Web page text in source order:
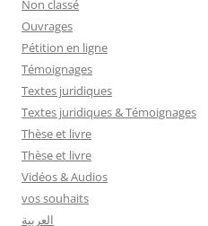
Non classé
Ouvrages
Pétition en ligne
Témoignages
Textes juridiques
Textes juridiques & Témoignages
Thèse et livre
Thèse et livre
Vidéos & Audios
vos souhaits
العربية